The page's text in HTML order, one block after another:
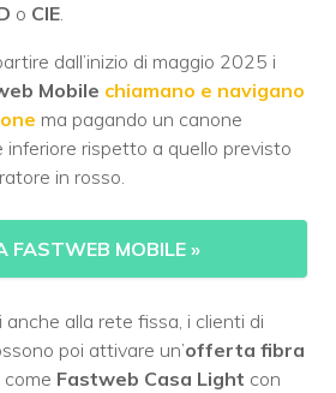
o CIE.
dall’inizio di maggio 2025 i
Mobile chiamano e navigano
ma pagando un canone
inferiore rispetto a quello previsto
in rosso.
FASTWEB MOBILE »
alla rete fissa, i clienti di
poi attivare un’offerta fibra
come Fastweb Casa Light con